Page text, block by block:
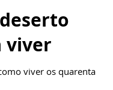
viver
viver os quarenta